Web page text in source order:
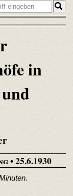
in
• 25.6.1930